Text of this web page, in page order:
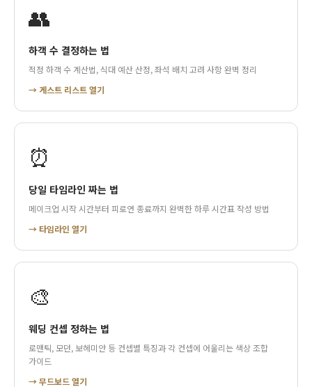
👥
하객 수 결정하는 법
적정 하객 수 계산법, 식대 예산 산정, 좌석 배치 고려 사항 완벽 정리
→ 게스트 리스트 열기
⏰
당일 타임라인 짜는 법
메이크업 시작 시간부터 피로연 종료까지 완벽한 하루 시간표 작성 방법
→ 타임라인 열기
🎨
웨딩 컨셉 정하는 법
로맨틱, 모던, 보헤미안 등 컨셉별 특징과 각 컨셉에 어울리는 색상 조합
가이드
→ 무드보드 열기